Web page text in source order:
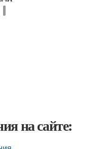
на сайте: